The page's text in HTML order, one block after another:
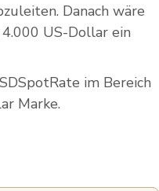
Danach wäre
US-Dollar ein
im Bereich
Marke.